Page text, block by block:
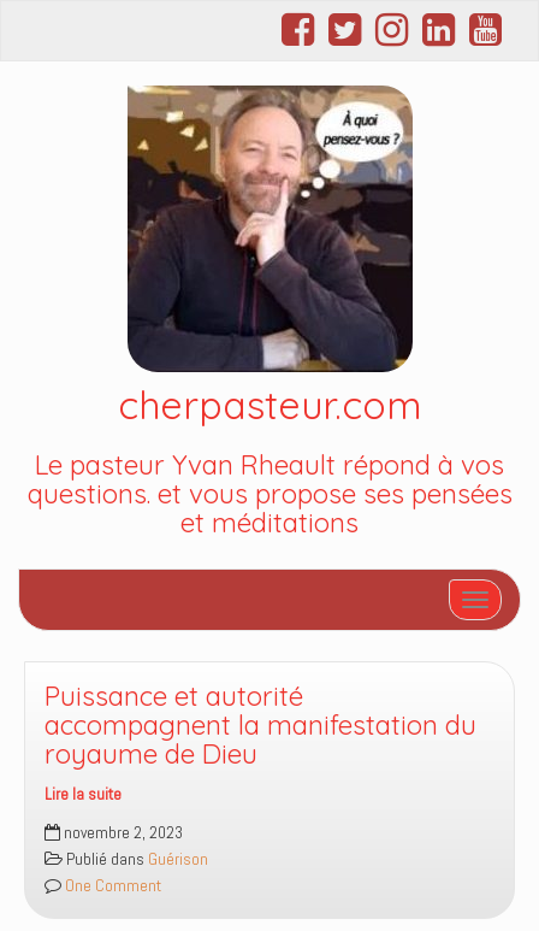
cherpasteur.com
Le pasteur Yvan Rheault répond à vos
questions. et vous propose ses pensées
et méditations
Afficher/
Puissance et autorité
accompagnent la manifestation du
royaume de Dieu
Lire la suite
Puissance
et
autorité
accompagnent
novembre 2, 2023
Publié dans Guérison
One Comment